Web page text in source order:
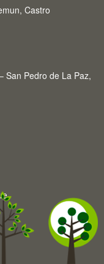
Castro
San Pedro de La Paz,